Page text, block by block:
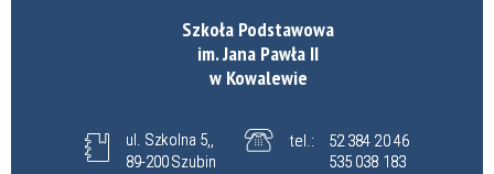
Szkoła Podstawowa
im. Jana Pawła II
w Kowalewie
ul. Szkolna 5,,
89-200 Szubin
tel.:
52 384 20 46
535 038 183